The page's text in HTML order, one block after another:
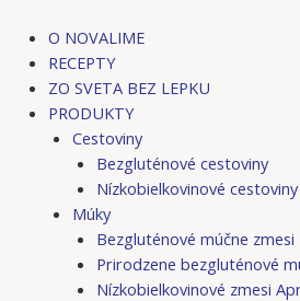
obsah
O NOVALIME
RECEPTY
ZO SVETA BEZ LEPKU
PRODUKTY
Cestoviny
Bezgluténové cestoviny
Nízkobielkovinové cestoviny
Múky
Bezgluténové múčne
Prirodzene bezgluténové
Nízkobielkovinové zmesi